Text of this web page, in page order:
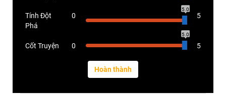
Tính Đột
Phá
0
5.0
5
Cốt Truyện 0
5.0
5